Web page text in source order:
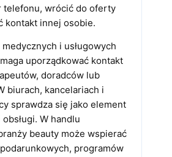
telefonu, wrócić do oferty
kontakt innej osobie.
i usługowych
uporządkować kontakt
doradców lub
biurach, kancelariach i
sprawdza się jako element
W handlu
beauty może wspierać
programów